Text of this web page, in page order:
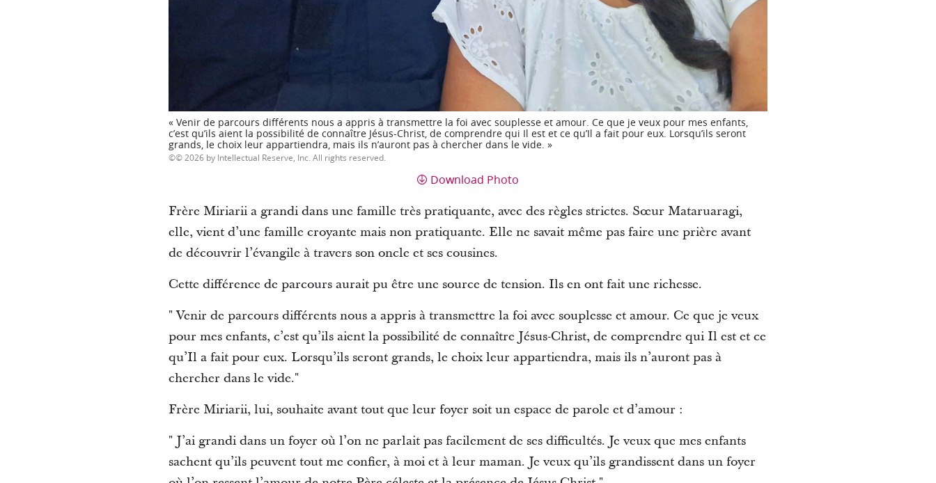
« Venir de parcours différents nous a appris à transmettre la foi avec souplesse et amour. Ce que je veux pour mes enfants,
c’est qu’ils aient la possibilité de connaître Jésus-Christ, de comprendre qui Il est et ce qu’Il a fait pour eux. Lorsqu’ils seront
grands, le choix leur appartiendra, mais ils n’auront pas à chercher dans le vide. »
© 2026 by Intellectual Reserve, Inc. All rights reserved.
Download Photo
Frère Miriarii a grandi dans une famille très pratiquante, avec des règles strictes. Sœur Mataruaragi,
elle, vient d’une famille croyante mais non pratiquante. Elle ne savait même pas faire une prière avant
de découvrir l’évangile à travers son oncle et ses cousines.
Cette différence de parcours aurait pu être une source de tension. Ils en ont fait une richesse.
" Venir de parcours différents nous a appris à transmettre la foi avec souplesse et amour. Ce que je veux
pour mes enfants, c’est qu’ils aient la possibilité de connaître Jésus-Christ, de comprendre qui Il est et ce
qu’Il a fait pour eux. Lorsqu’ils seront grands, le choix leur appartiendra, mais ils n’auront pas à
chercher dans le vide."
Frère Miriarii, lui, souhaite avant tout que leur foyer soit un espace de parole et d’amour :
" J’ai grandi dans un foyer où l’on ne parlait pas facilement de ses difficultés. Je veux que mes enfants
sachent qu’ils peuvent tout me confier, à moi et à leur maman. Je veux qu’ils grandissent dans un foyer